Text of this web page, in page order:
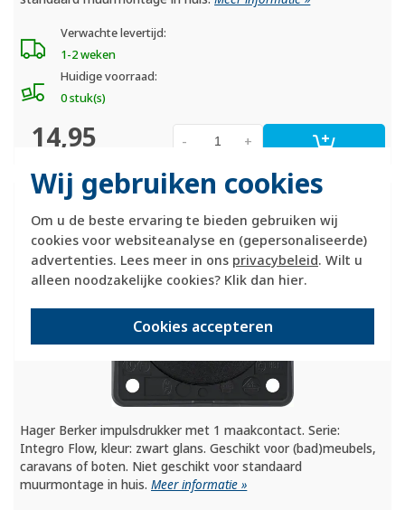
Wij gebruiken cookies
Om u de beste ervaring te bieden gebruiken wij
cookies voor websiteanalyse en (gepersonaliseerde)
advertenties. Lees meer in ons privacybeleid. Wilt u
alleen noodzakelijke cookies? Klik dan hier.
Cookies accepteren
Verwachte levertijd:
1-2 weken
Huidige voorraad:
0 stuk(s)
14,95 +
-
Berker Integro Flow pulsdrukker
maakcontact zwart glans (936712510)
Hager Berker impulsdrukker met 1 maakcontact. Serie:
Integro Flow, kleur: zwart glans. Geschikt voor (bad)meubels,
caravans of boten. Niet geschikt voor standaard
muurmontage in huis.Meer informatie »